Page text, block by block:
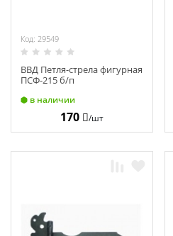
Код: 29549
ВВД Петля-стрела фигурная
ПСФ-215 б/п
в наличии
170 /шт